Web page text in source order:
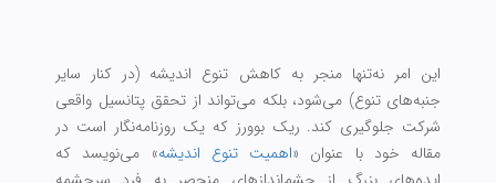
این امر نه‎‌تنها منجر به کاهش تنوع اندیشه (در کنار سایر
جنبه‌های تنوع) می‌شود، بلکه می‌تواند از تحقق پتانسیل واقعی
شرکت جلوگیری کند. ریک بوورز که یک روزنامه‌نگار است در
مقاله خود با عنوان «اهمیت تنوع اندیشه» می‌نویسد که